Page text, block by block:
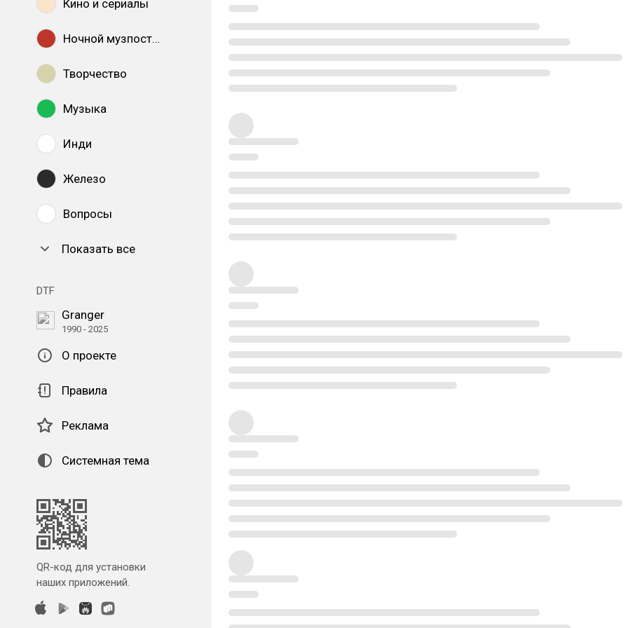
Кино и сериалы
Ночной музпостинг
Творчество
Музыка
Инди
Железо
Вопросы
Показать все
DTF
Granger
1990 - 2025
О проекте
Правила
Реклама
Системная тема
QR-код для установки
наших приложений.